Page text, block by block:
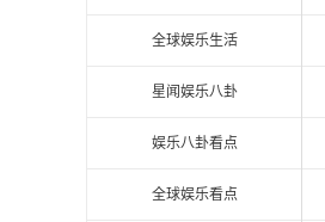
全球娱乐生活
星闻娱乐八卦
娱乐八卦看点
全球娱乐看点